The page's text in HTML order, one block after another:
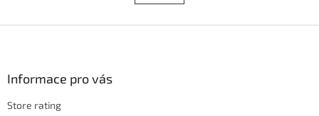
s
a
i
Informace pro vás
Store rating